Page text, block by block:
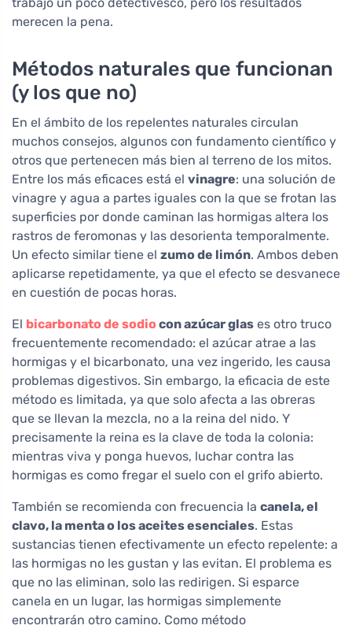
merecen la pena.
Métodos naturales que funcionan
(y los que no)
En el ámbito de los repelentes naturales circulan
muchos consejos, algunos con fundamento científico y
otros que pertenecen más bien al terreno de los mitos.
Entre los más eficaces está el vinagre: una solución de
vinagre y agua a partes iguales con la que se frotan las
superficies por donde caminan las hormigas altera los
rastros de feromonas y las desorienta temporalmente.
Un efecto similar tiene el zumo de limón. Ambos deben
aplicarse repetidamente, ya que el efecto se desvanece
en cuestión de pocas horas.
El bicarbonato de sodio con azúcar glas es otro truco
frecuentemente recomendado: el azúcar atrae a las
hormigas y el bicarbonato, una vez ingerido, les causa
problemas digestivos. Sin embargo, la eficacia de este
método es limitada, ya que solo afecta a las obreras
que se llevan la mezcla, no a la reina del nido. Y
precisamente la reina es la clave de toda la colonia:
mientras viva y ponga huevos, luchar contra las
hormigas es como fregar el suelo con el grifo abierto.
También se recomienda con frecuencia la canela, el
clavo, la menta o los aceites esenciales. Estas
sustancias tienen efectivamente un efecto repelente: a
las hormigas no les gustan y las evitan. El problema es
que no las eliminan, solo las redirigen. Si esparce
canela en un lugar, las hormigas simplemente
encontrarán otro camino. Como método